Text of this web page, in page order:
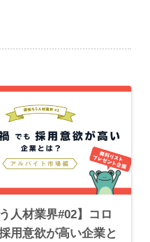
人材業界#02】コロ
用意欲が高い企業と